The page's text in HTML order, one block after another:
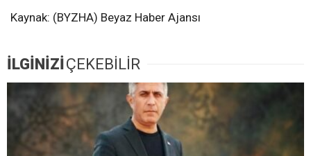
Kaynak: (BYZHA) Beyaz Haber Ajansı
İLGİNİZİ ÇEKEBİLİR